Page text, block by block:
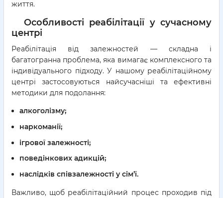
життя.
Особливості реабілітації у сучасному
центрі
Реабілітація від залежностей — складна і
багатогранна проблема, яка вимагає комплексного та
індивідуального підходу. У нашому реабілітаційному
центрі застосовуються найсучасніші та ефективні
методики для подолання:
алкоголізму;
наркоманії;
ігрової залежності;
поведінкових адикцій;
наслідків співзалежності у сім’ї.
Важливо, щоб реабілітаційний процес проходив під